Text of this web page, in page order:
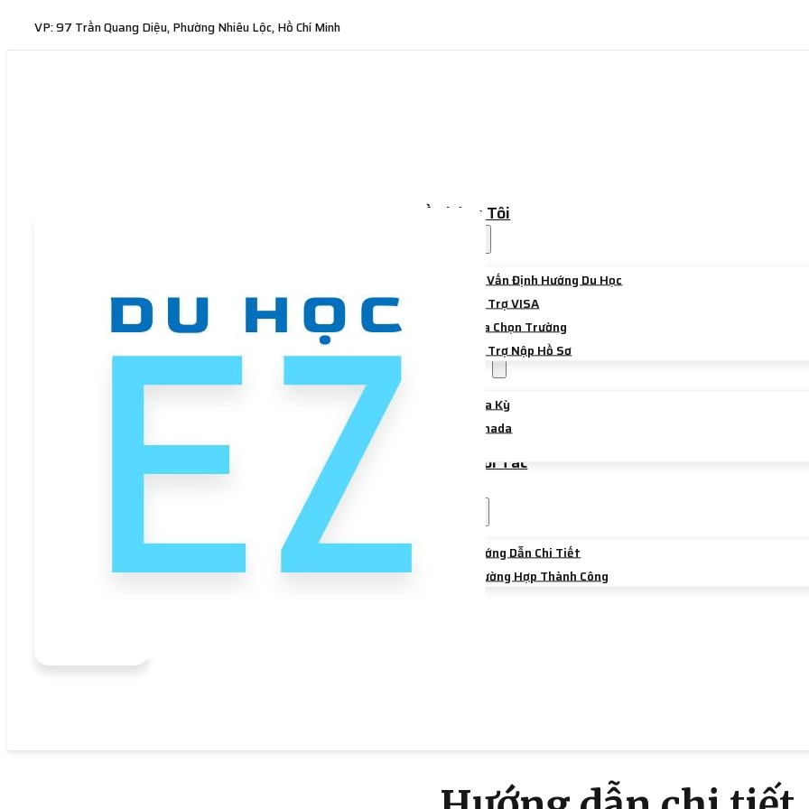
VP: 97 Trần Quang Diệu, Phường Nhiêu Lộc, Hồ Chí Minh
Về Chúng Tôi
Tư Vấn Định Hướng Du Học
Hỗ Trợ VISA
Lựa Chọn Trường
Hỗ Trợ Nộp Hồ Sơ
Hoa Kỳ
Canada
Trường Đối Tác
Hướng Dẫn Chi Tiết
Trường Hợp Thành Công